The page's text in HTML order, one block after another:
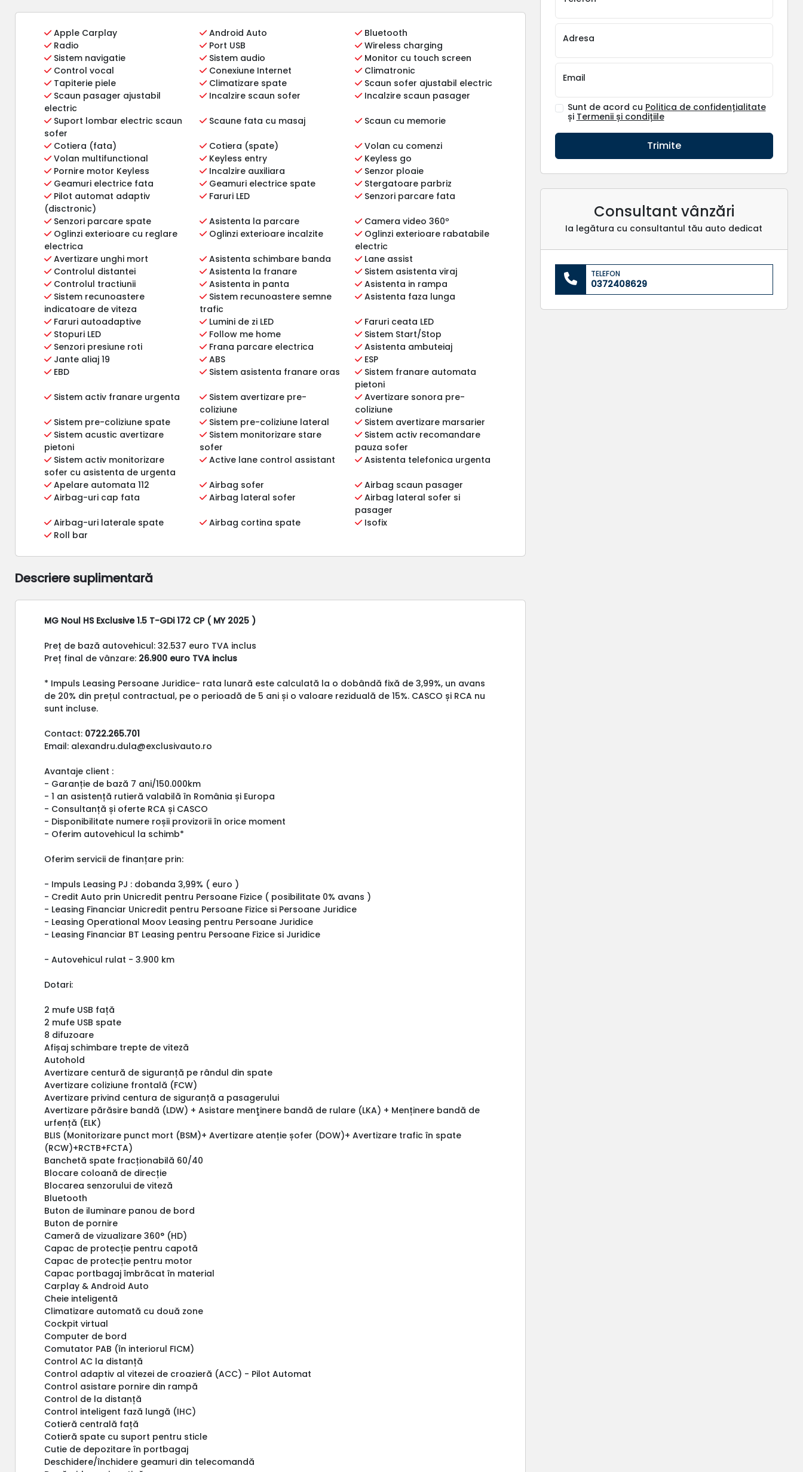
Apple Carplay Android Auto
Bluetooth
Radio
Port USB
Wireless charging
Sistem navigatie
Sistem audio
Monitor cu touch screen
Control vocal
Conexiune Internet
Climatronic
Tapiterie piele
Climatizare spate
Scaun sofer ajustabil electric
Scaun pasager ajustabil
electric
Incalzire scaun sofer Incalzire scaun pasager
Suport lombar electric scaun
sofer
Scaune fata cu masaj Scaun cu memorie
Cotiera (fata) Cotiera (spate)
Volan cu comenzi
Volan multifunctional
Keyless entry
Keyless go
Pornire motor Keyless
Incalzire auxiliara
Senzor ploaie
Geamuri electrice fata
Geamuri electrice spate
Stergatoare parbriz
Pilot automat adaptiv
(disctronic)
Faruri LED Senzori parcare fata
Senzori parcare spate Asistenta la parcare
Camera video 360º
Oglinzi exterioare cu reglare
electrica
Oglinzi exterioare incalzite
Oglinzi exterioare rabatabile
electric
Avertizare unghi mort
Asistenta schimbare banda
Lane assist
Controlul distantei
Asistenta la franare
Sistem asistenta viraj
Controlul tractiunii
Asistenta in panta
Asistenta in rampa
Sistem recunoastere
indicatoare de viteza
Sistem recunoastere semne
trafic
Asistenta faza lunga
Faruri autoadaptive Lumini de zi LED
Faruri ceata LED
Stopuri LED
Follow me home
Sistem Start/Stop
Senzori presiune roti
Frana parcare electrica
Asistenta ambuteiaj
Jante aliaj 19
ABS
ESP
EBD
Sistem asistenta franare oras
Sistem franare automata
pietoni
Sistem activ franare urgenta
Sistem avertizare pre-
coliziune
Avertizare sonora pre-
coliziune
Sistem pre-coliziune spate
Sistem pre-coliziune lateral
Sistem avertizare marsarier
Sistem acustic avertizare
pietoni
Sistem monitorizare stare
sofer
Sistem activ recomandare
pauza sofer
Sistem activ monitorizare
sofer cu asistenta de urgenta
Active lane control assistant Asistenta telefonica urgenta
Apelare automata 112 Airbag sofer
Airbag scaun pasager
Airbag-uri cap fata
Airbag lateral sofer
Airbag lateral sofer si
pasager
Airbag-uri laterale spate
Airbag cortina spate
Isofix
Roll bar
Descriere suplimentară
MG Noul HS Exclusive 1.5 T-GDi 172 CP ( MY 2025 )
Preț de bază autovehicul: 32.537 euro TVA inclus
Preț final de vânzare: 26.900 euro TVA inclus
* Impuls Leasing Persoane Juridice- rata lunară este calculată la o dobândă fixă de 3,99%, un avans
de 20% din prețul contractual, pe o perioadă de 5 ani și o valoare reziduală de 15%. CASCO și RCA nu
sunt incluse.
Contact: 0722.265.701
Email: alexandru.dula@exclusivauto.ro
Avantaje client :
- Garanție de bază 7 ani/150.000km
- 1 an asistență rutieră valabilă în România și Europa
- Consultanță și oferte RCA și CASCO
- Disponibilitate numere roșii provizorii în orice moment
- Oferim autovehicul la schimb*
Oferim servicii de finanțare prin:
- Impuls Leasing PJ : dobanda 3,99% ( euro )
- Credit Auto prin Unicredit pentru Persoane Fizice ( posibilitate 0% avans )
- Leasing Financiar Unicredit pentru Persoane Fizice si Persoane Juridice
- Leasing Operational Moov Leasing pentru Persoane Juridice
- Leasing Financiar BT Leasing pentru Persoane Fizice si Juridice
- Autovehicul rulat - 3.900 km
Dotari:
2 mufe USB față
2 mufe USB spate
8 difuzoare
Afișaj schimbare trepte de viteză
Autohold
Avertizare centură de siguranță pe rândul din spate
Avertizare coliziune frontală (FCW)
Avertizare privind centura de siguranță a pasagerului
Avertizare părăsire bandă (LDW) + Asistare menţinere bandă de rulare (LKA) + Menținere bandă de
urfență (ELK)
BLIS (Monitorizare punct mort (BSM)+ Avertizare atenție șofer (DOW)+ Avertizare trafic în spate
(RCW)+RCTB+FCTA)
Banchetă spate fracționabilă 60/40
Blocare coloană de direcție
Blocarea senzorului de viteză
Bluetooth
Buton de iluminare panou de bord
Buton de pornire
Cameră de vizualizare 360° (HD)
Capac de protecție pentru capotă
Capac de protecție pentru motor
Capac portbagaj îmbrăcat în material
Carplay & Android Auto
Cheie inteligentă
Climatizare automată cu două zone
Cockpit virtual
Computer de bord
Comutator PAB (în interiorul FICM)
Control AC la distanță
Control adaptiv al vitezei de croazieră (ACC) - Pilot Automat
Control asistare pornire din rampă
Control de la distanță
Control inteligent fază lungă (IHC)
Cotieră centrală față
Cotieră spate cu suport pentru sticle
Cutie de depozitare în portbagaj
Deschidere/închidere geamuri din telecomandă
Adresa
Email
Sunt de acord cu Politica de confidențialitate
și Termenii și condițiile
Trimite
Consultant vânzări
Ia legătura cu consultantul tău auto dedicat
TELEFON
0372408629